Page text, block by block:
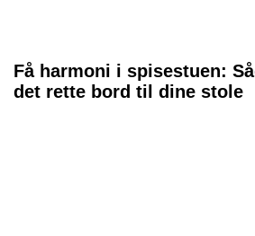
Få harmoni i spisestuen:
det rette bord til dine stole